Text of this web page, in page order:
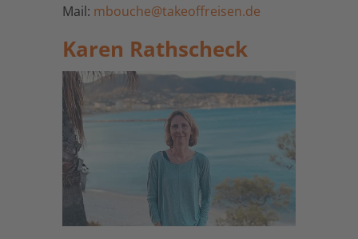
Mail: mbouche@takeoffreisen.de
Karen Rathscheck